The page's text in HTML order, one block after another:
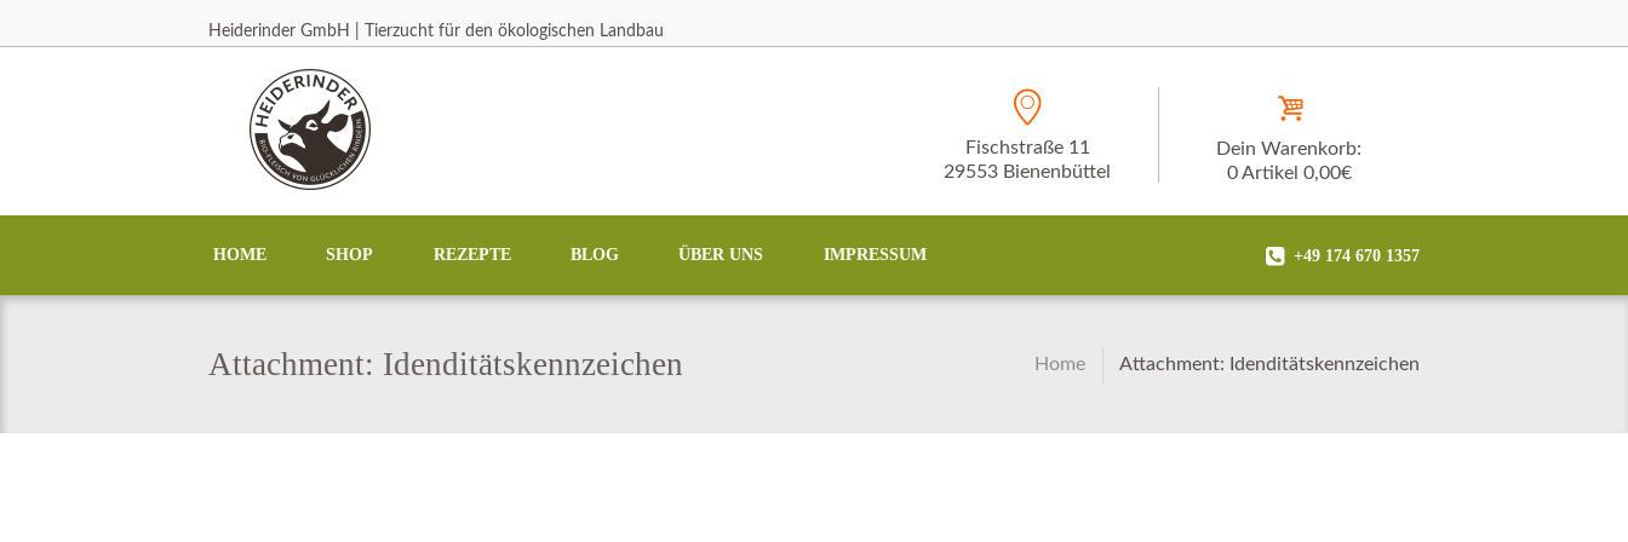
Heiderinder GmbH | Tierzucht für den ökologischen Landbau
Dein Warenkorb:
0 Artikel 0,00€
Fischstraße 11
29553 Bienenbüttel
HOME SHOP REZEPTE BLOG ÜBER UNS IMPRESSUM +49 174 670 1357
Attachment: Idenditätskennzeichen Home Attachment: Idenditätskennzeichen